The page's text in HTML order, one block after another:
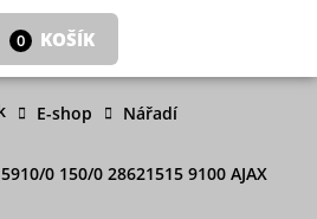
0 KOŠÍK
E-shop
Nářadí
0 150/0 28621515 9100 AJAX